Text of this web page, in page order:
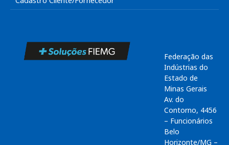
Federação das
Indústrias do
Estado de
Minas Gerais
Av. do
Contorno, 4456
– Funcionários
Belo
Horizonte/MG –